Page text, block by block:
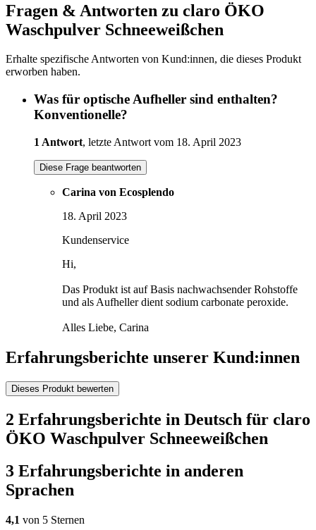
Fragen & Antworten zu claro ÖKO
Waschpulver Schneeweißchen
Erhalte spezifische Antworten von Kund:innen, die dieses Produkt
erworben haben.
Was für optische Aufheller sind enthalten?
Konventionelle?
1 Antwort, letzte Antwort vom 18. April 2023
Diese Frage beantworten
Carina von Ecosplendo
18. April 2023
Kundenservice
Hi,
Das Produkt ist auf Basis nachwachsender Rohstoffe
und als Aufheller dient sodium carbonate peroxide.
Alles Liebe, Carina
Erfahrungsberichte unserer Kund:innen
Dieses Produkt bewerten
2 Erfahrungsberichte in Deutsch für claro
ÖKO Waschpulver Schneeweißchen
3 Erfahrungsberichte in anderen
Sprachen
4,1 von 5 Sternen